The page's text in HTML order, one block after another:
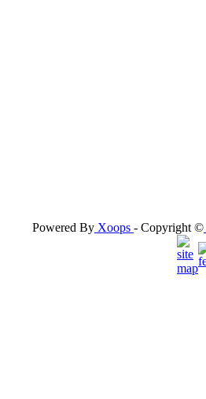
Powered By Xoops - Copyright ©